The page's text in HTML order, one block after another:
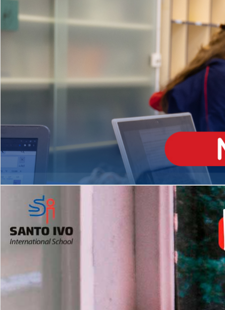
Matrículas Abertas 2026
EDUCAÇÃO INFANTIL
Inglês todos os dias
MÉDIO
igh School
Dupla Diplomação
2º AO 5º ANO FUNDAMENTAL
es
Com imersão Bilingue - Anos
Finais